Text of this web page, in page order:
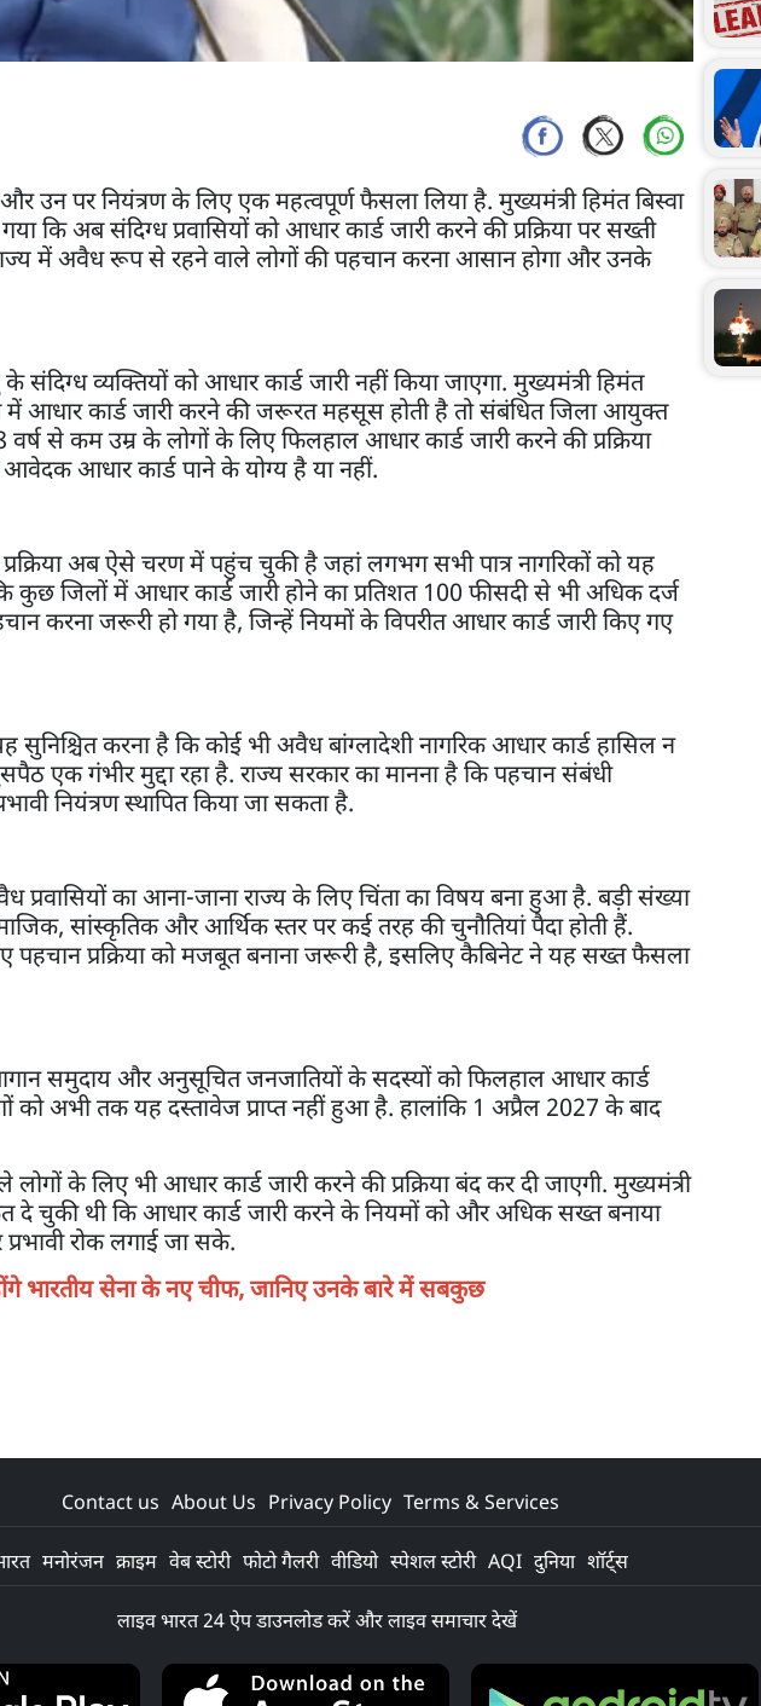
उन पर नियंत्रण के लिए एक महत्वपूर्ण फैसला लिया है. मुख्यमंत्री हिमंत बिस्वा
कि अब संदिग्ध प्रवासियों को आधार कार्ड जारी करने की प्रक्रिया पर सख्ती
में अवैध रूप से रहने वाले लोगों की पहचान करना आसान होगा और उनके
व्यक्तियों को आधार कार्ड जारी नहीं किया जाएगा. मुख्यमंत्री हिमंत
में आधार कार्ड जारी करने की जरूरत महसूस होती है तो संबंधित जिला आयुक्त
से कम उम्र के लोगों के लिए फिलहाल आधार कार्ड जारी करने की प्रक्रिया
आधार कार्ड पाने के योग्य है या नहीं.
अब ऐसे चरण में पहुंच चुकी है जहां लगभग सभी पात्र नागरिकों को यह
कुछ जिलों में आधार कार्ड जारी होने का प्रतिशत 100 फीसदी से भी अधिक दर्ज
करना जरूरी हो गया है, जिन्हें नियमों के विपरीत आधार कार्ड जारी किए गए
करना है कि कोई भी अवैध बांग्लादेशी नागरिक आधार कार्ड हासिल न
गंभीर मुद्दा रहा है. राज्य सरकार का मानना है कि पहचान संबंधी
नियंत्रण स्थापित किया जा सकता है.
का आना-जाना राज्य के लिए चिंता का विषय बना हुआ है. बड़ी संख्या
सांस्कृतिक और आर्थिक स्तर पर कई तरह की चुनौतियां पैदा होती हैं.
पहचान प्रक्रिया को मजबूत बनाना जरूरी है, इसलिए कैबिनेट ने यह सख्त फैसला
बागान समुदाय और अनुसूचित जनजातियों के सदस्यों को फिलहाल आधार कार्ड
को अभी तक यह दस्तावेज प्राप्त नहीं हुआ है. हालांकि 1 अप्रैल 2027 के बाद
के लिए भी आधार कार्ड जारी करने की प्रक्रिया बंद कर दी जाएगी. मुख्यमंत्री
दे चुकी थी कि आधार कार्ड जारी करने के नियमों को और अधिक सख्त बनाया
रोक लगाई जा सके.
भारतीय सेना के नए चीफ, जानिए उनके बारे में सबकुछ
Contact us About Us Privacy Policy Terms & Services
मनोरंजन क्राइम वेब स्टोरी फोटो गैलरी वीडियो स्पेशल स्टोरी AQI दुनिया शॉर्ट्स
लाइव भारत 24 ऐप डाउनलोड करें और लाइव समाचार देखें